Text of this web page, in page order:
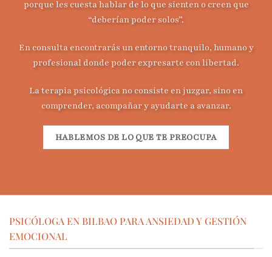
porque les cuesta hablar de lo que sienten o creen que
“deberían poder solos”.
En consulta encontrarás un entorno tranquilo, humano y
profesional donde poder expresarte con libertad.
La terapia psicológica no consiste en juzgar, sino en
comprender, acompañar y ayudarte a avanzar.
HABLEMOS DE LO QUE TE PREOCUPA
PSICÓLOGA EN BILBAO PARA ANSIEDAD Y GESTIÓN
EMOCIONAL